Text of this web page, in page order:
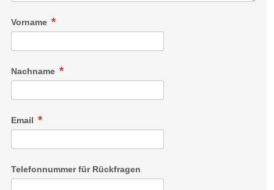
Vorname
Nachname
Email
Telefonnummer für Rückfragen